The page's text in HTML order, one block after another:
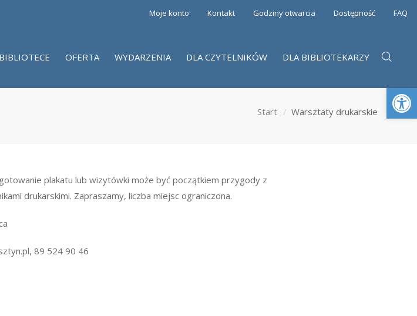
Moje konto Kontakt Godziny otwarcia Dostępność FAQ
OFERTA WYDARZENIA DLA CZYTELNIKÓW DLA BIBLIOTEKARZY
Start Warsztaty drukarskie
plakatu lub wizytówki może być początkiem przygody z
drukarskimi. Zapraszamy, liczba miejsc ograniczona.
89 524 90 46